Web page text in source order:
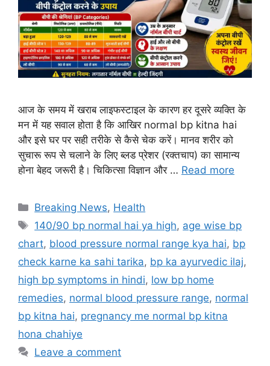
आज के समय में खराब लाइफस्टाइल के कारण हर दूसरे व्यक्ति के
मन में यह सवाल होता है कि आखिर normal bp kitna hai
और इसे घर पर सही तरीके से कैसे चेक करें। मानव शरीर को
सुचारू रूप से चलाने के लिए ब्लड प्रेशर (रक्तचाप) का सामान्य
होना बेहद जरूरी है। चिकित्सा विज्ञान और … Read more
Categories
Breaking News, Health
Tags
140/90 bp normal hai ya high, age wise bp
chart, blood pressure normal range kya hai, bp
check karne ka sahi tarika, bp ka ayurvedic ilaj,
high bp symptoms in hindi, low bp home
remedies, normal blood pressure range, normal
bp kitna hai, pregnancy me normal bp kitna
hona chahiye
Leave a comment